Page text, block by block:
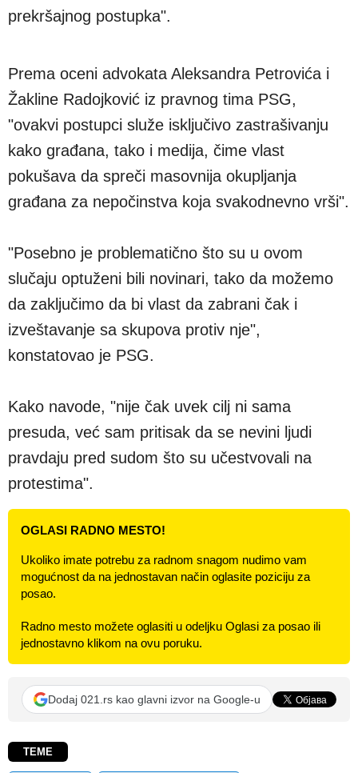
prekršajnog postupka".
Prema oceni advokata Aleksandra Petrovića i
Žakline Radojković iz pravnog tima PSG,
"ovakvi postupci služe isključivo zastrašivanju
kako građana, tako i medija, čime vlast
pokušava da spreči masovnija okupljanja
građana za nepočinstva koja svakodnevno vrši".
"Posebno je problematično što su u ovom
slučaju optuženi bili novinari, tako da možemo
da zaključimo da bi vlast da zabrani čak i
izveštavanje sa skupova protiv nje",
konstatovao je PSG.
Kako navode, "nije čak uvek cilj ni sama
presuda, već sam pritisak da se nevini ljudi
pravdaju pred sudom što su učestvovali na
protestima".
OGLASI RADNO MESTO!
Ukoliko imate potrebu za radnom snagom nudimo vam
mogućnost da na jednostavan način oglasite poziciju za
posao.
Radno mesto možete oglasiti u odeljku Oglasi za posao ili
jednostavno klikom na ovu poruku.
Dodaj 021.rs kao glavni izvor na Google-u
TEME